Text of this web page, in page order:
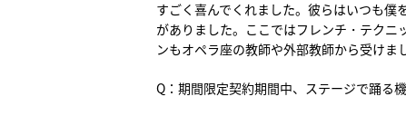
すごく喜んでくれました。彼らはいつも
がありました。ここではフレンチ・テクニ
ンもオペラ座の教師や外部教師から受けま
Q：期間限定契約期間中、ステージで踊る